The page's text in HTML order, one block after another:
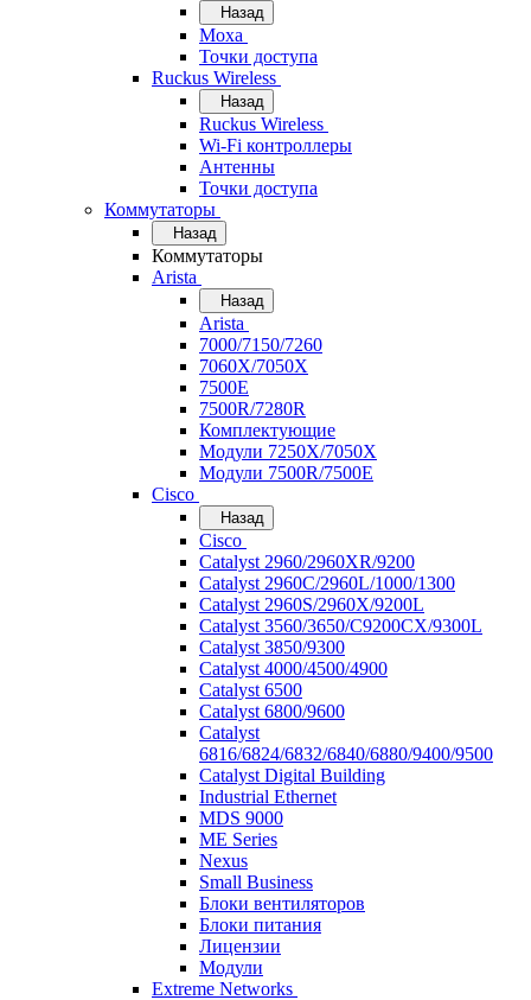
Назад
Moxa
Точки доступа
Ruckus Wireless
Назад
Ruckus Wireless
Wi-Fi контроллеры
Антенны
Точки доступа
Коммутаторы
Назад
Коммутаторы
Arista
Назад
Arista
7000/7150/7260
7060X/7050X
7500E
7500R/7280R
Комплектующие
Модули 7250X/7050X
Модули 7500R/7500E
Cisco
Назад
Cisco
Catalyst 2960/2960XR/9200
Catalyst 2960C/2960L/1000/1300
Catalyst 2960S/2960X/9200L
Catalyst 3560/3650/C9200CX/9300L
Catalyst 3850/9300
Catalyst 4000/4500/4900
Catalyst 6500
Catalyst 6800/9600
Catalyst
6816/6824/6832/6840/6880/9400/9500
Catalyst Digital Building
Industrial Ethernet
MDS 9000
ME Series
Nexus
Small Business
Блоки вентиляторов
Блоки питания
Лицензии
Модули
Extreme Networks